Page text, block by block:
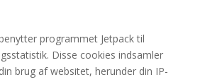
programmet Jetpack til
Disse cookies indsamler
brug af websitet, herunder din IP-